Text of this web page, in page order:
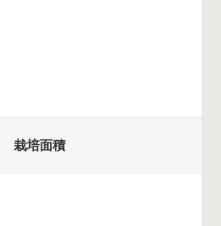
栽培面積